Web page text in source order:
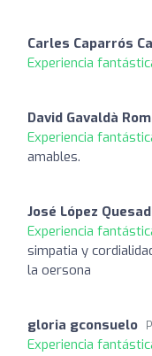
Carles Caparrós
Experiencia
David Gavaldà
Experiencia
amables.
José López
Experiencia
simpatia y
la oersona
gloria gconsuelo
Experiencia